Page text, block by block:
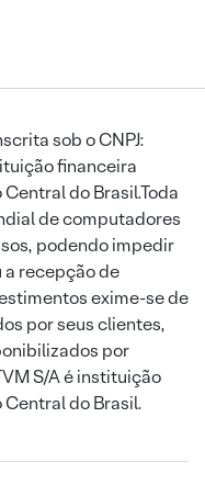
sob o CNPJ:
financeira
do Brasil.Toda
de computadores
podendo impedir
a recepção de
exime-se de
por seus clientes,
por
S/A é instituição
do Brasil.